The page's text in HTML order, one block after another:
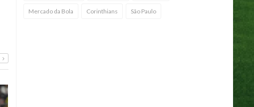
Mercado da Bola Corinthians São Paulo